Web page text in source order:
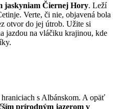
jaskyniam Čiernej Hory. Leží
Verte, či nie, objavená bola
otvor do jej útrob. Užite si
jazdou na vláčiku krajinou, kde
hraniciach s Albánskom. A opäť
prírodným jazerom v